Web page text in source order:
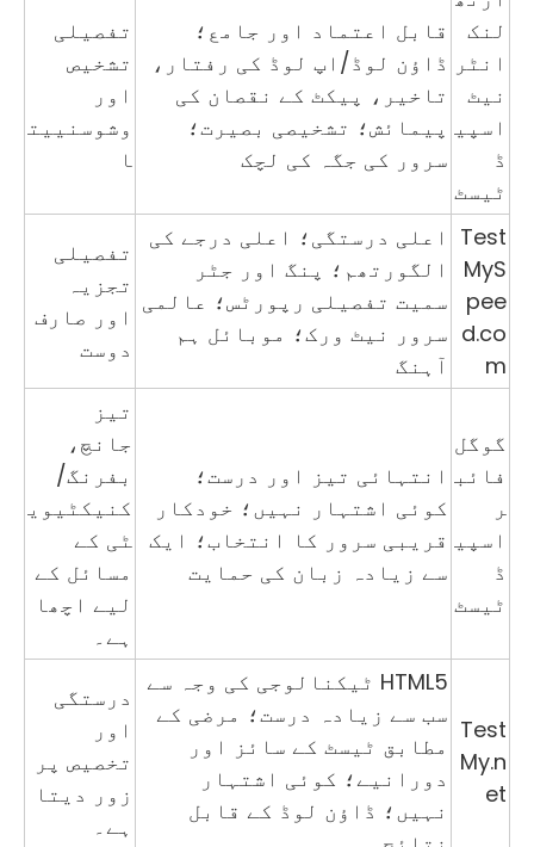
لنک
انٹر
نیٹ
اسپی
ڈ
ٹیسٹ
قابل اعتماد اور جامع؛
ڈاؤن لوڈ/اپ لوڈ کی رفتار،
تاخیر، پیکٹ کے نقصان کی
پیمائش؛ تشخیصی بصیرت؛
سرور کی جگہ کی لچک
تفصیلی
تشخیص
اور
وشوسنییت
ا
Test
MyS
pee
d.co
m
اعلی درستگی؛ اعلی درجے کی
الگورتھم؛ پنگ اور جٹر
سمیت تفصیلی رپورٹس؛ عالمی
سرور نیٹ ورک؛ موبائل ہم
آہنگ
تفصیلی
تجزیہ
اور صارف
دوست
گوگل
فائب
ر
اسپی
ڈ
ٹیسٹ
انتہائی تیز اور درست؛
کوئی اشتہار نہیں؛ خودکار
قریبی سرور کا انتخاب؛ ایک
سے زیادہ زبان کی حمایت
تیز
جانچ،
بفرنگ/
کنیکٹیوی
ٹی کے
مسائل کے
لیے اچھا
ہے۔
Test
My.n
et
HTML5 ٹیکنالوجی کی وجہ سے
سب سے زیادہ درست؛ مرضی کے
مطابق ٹیسٹ کے سائز اور
دورانیے؛ کوئی اشتہار
نہیں؛ ڈاؤن لوڈ کے قابل
درستگی
اور
تخصیص پر
زور دیتا
ہے۔